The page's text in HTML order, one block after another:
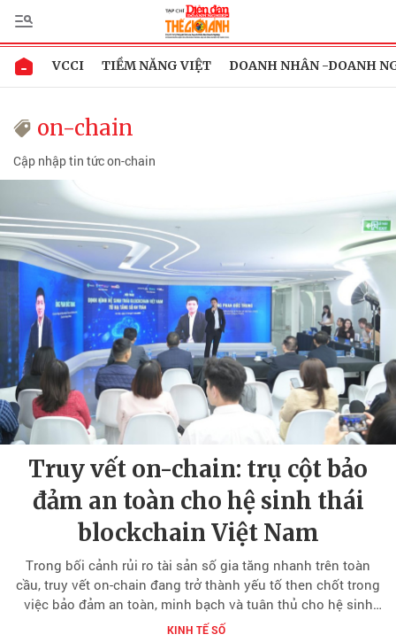
VCCI TIỀM NĂNG VIỆT DOANH NHÂN -DOANH
on-chain
Cập nhập tin tức on-chain
Truy vết on-chain: trụ cột bảo
đảm an toàn cho hệ sinh thái
blockchain Việt Nam
Trong bối cảnh rủi ro tài sản số gia tăng nhanh trên toàn
cầu, truy vết on-chain đang trở thành yếu tố then chốt trong
việc bảo đảm an toàn, minh bạch và tuân thủ cho hệ sinh
thái blockchain. Tại hội thảo “Định hình hệ sinh thái
KINH TẾ SỐ